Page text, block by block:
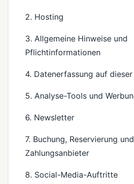
2. Hosting
3. Allgemeine Hinweise und
Pflichtinformationen
4. Datenerfassung auf
5. Analyse-Tools und
6. Newsletter
7. Buchung, Reservierung und
Zahlungsanbieter
8. Social-Media-Auftritte